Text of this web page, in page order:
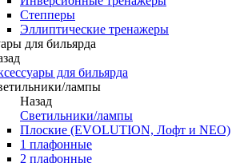
Степперы
Эллиптические тренажеры
для бильярда
для бильярда
лампы
Назад
Светильники/лампы
Плоские (EVOLUTION, Лофт и NEO)
1 плафонные
2 плафонные